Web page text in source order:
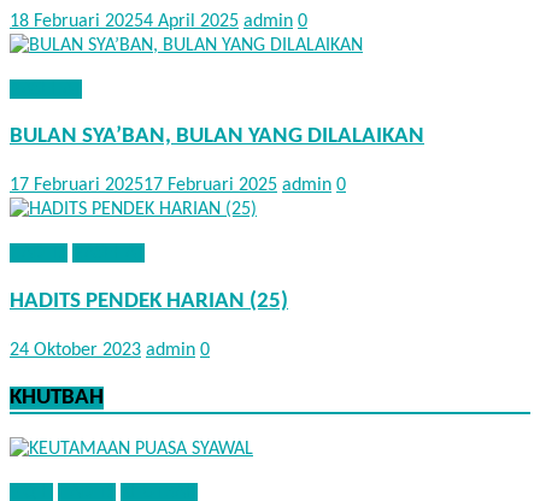
18 Februari 20254 April 2025 admin 0
BULAN SYA’BAN, BULAN YANG DILALAIKAN
17 Februari 202517 Februari 2025 admin 0
HADITS PENDEK HARIAN (25)
24 Oktober 2023 admin 0
KHUTBAH